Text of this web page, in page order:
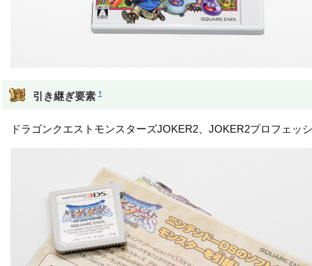
引き継ぎ要素 †
ドラゴンクエストモンスターズJOKER2、JOKER2プロフェ